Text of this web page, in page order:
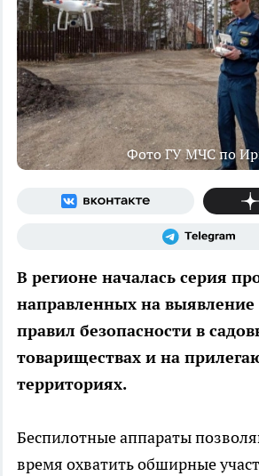
Фото ГУ МЧС по
В регионе началась серия
направленных на
правил безопасности в
товариществах и на
территориях.
Беспилотные аппараты
время охватить обширные